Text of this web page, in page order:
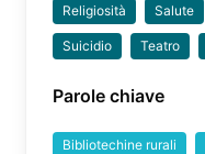
Religiosità Salute
Suicidio Teatro
Parole chiave
Bibliotechine rurali